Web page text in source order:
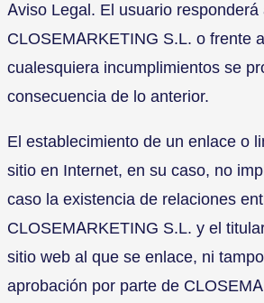
Aviso Legal. El usuario responderá
CLOSEMARKETING S.L. o frente
cualesquiera incumplimientos se
consecuencia de lo anterior.
El establecimiento de un enlace o
sitio en Internet, en su caso, no
caso la existencia de relaciones
CLOSEMARKETING S.L. y el
sitio web al que se enlace, ni
aprobación por parte de